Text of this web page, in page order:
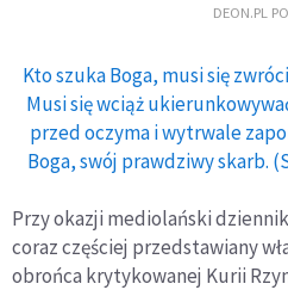
DEON.PL
Kto szuka Boga, musi się
Musi się wciąż
przed oczyma i wytrwale
Boga, swój prawdziwy skarb.
Przy okazji mediolański
coraz częściej przedstawiany
obrońca krytykowanej Kurii